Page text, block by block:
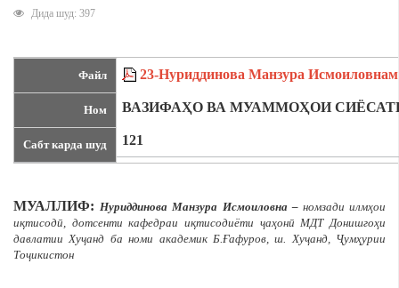
Дида шуд: 397
Файл
Ном
Сабт карда шуд
23-Нуриддинова Манзура Исмоиловнам
ВАЗИФАҲО ВА МУАММОҲОИ
121
МУАЛЛИФ: Нуриддинова Манзура Исмоиловна –номзади илмҳои
иқтисодӣ, дотсенти кафедраи иқтисодиёти ҷаҳонӣ МДТ Донишгоҳи
давлатии Хуҷанд ба номи академик Б.Ғафуров, ш. Хуҷанд, Ҷумҳурии
Тоҷикистон